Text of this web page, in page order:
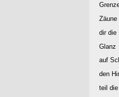
Zäune
dir die
Glanz
auf
den
teil